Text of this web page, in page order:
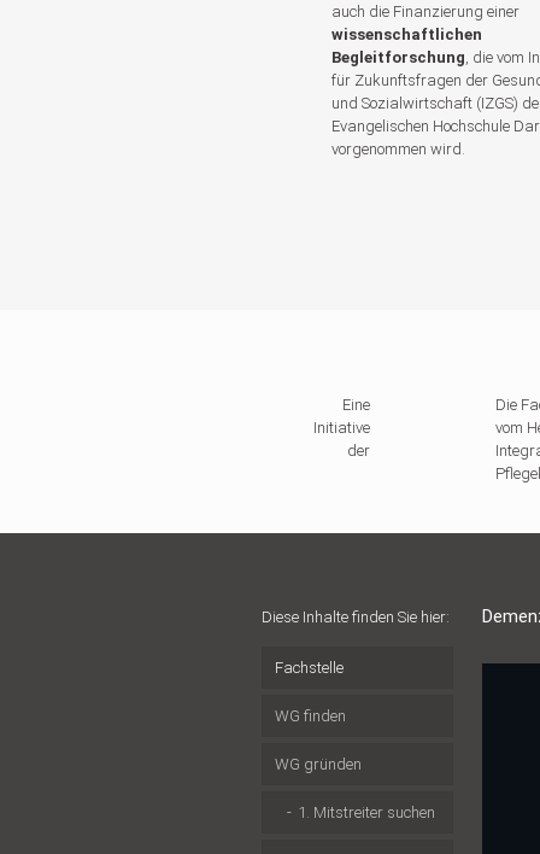
auch die Finanzierung einer
wissenschaftlichen
Begleitforschung, die vom
für Zukunftsfragen der
und Sozialwirtschaft (IZGS)
Evangelischen Hochschule
vorgenommen wird.
Eine
Initiative
der
Die
vom
Diese Inhalte finden Sie hier:
Fachstelle
WG finden
WG gründen
1. Mitstreiter suchen